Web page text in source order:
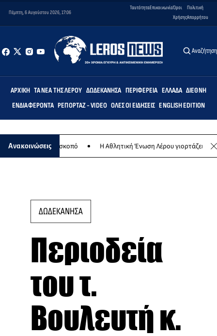
Πέμπτη, 6 Αυγούστου 2026, 17:06
ΤαυτότηταΕπικοινωνίαΌροι
Χρήσης
Πολιτική
Απορρήτου
Αναζήτηση
ΑΡΧΙΚΉ ΤΑ ΝΈΑ ΤΗΣ ΛΈΡΟΥ ΔΩΔΕΚΆΝΗΣΑ ΠΕΡΙΦΈΡΕΙΑ ΕΛΛΆΔΑ ΔΙΕΘΝΉ
ΕΝΔΙΑΦΈΡΟΝΤΑ ΡΕΠΟΡΤΆΖ - VIDEO ΌΛΕΣ ΟΙ ΕΙΔΉΣΕΙΣ ENGLISH EDITION
Ανακοινώσεις
φιλανθρωπικό σκοπό Η Αθλητική Ένωση Λέρου γιορτάζει 30
ΔΩΔΕΚΑΝΗΣΑ
Περιοδεία
του τ.
Βουλευτή κ.